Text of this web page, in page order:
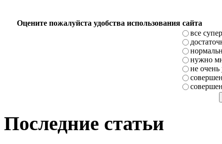
Оцените пожалуйста удобства использования сайта
все супер
нужно
не очень
Последние статьи